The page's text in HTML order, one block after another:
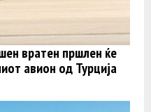
вратен пршлен ќе
авион од Турција